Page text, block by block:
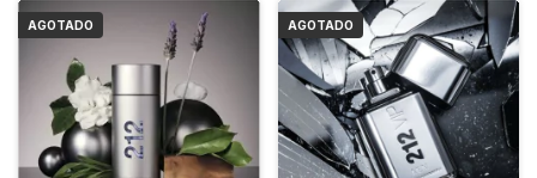
AGOTADO AGOTADO